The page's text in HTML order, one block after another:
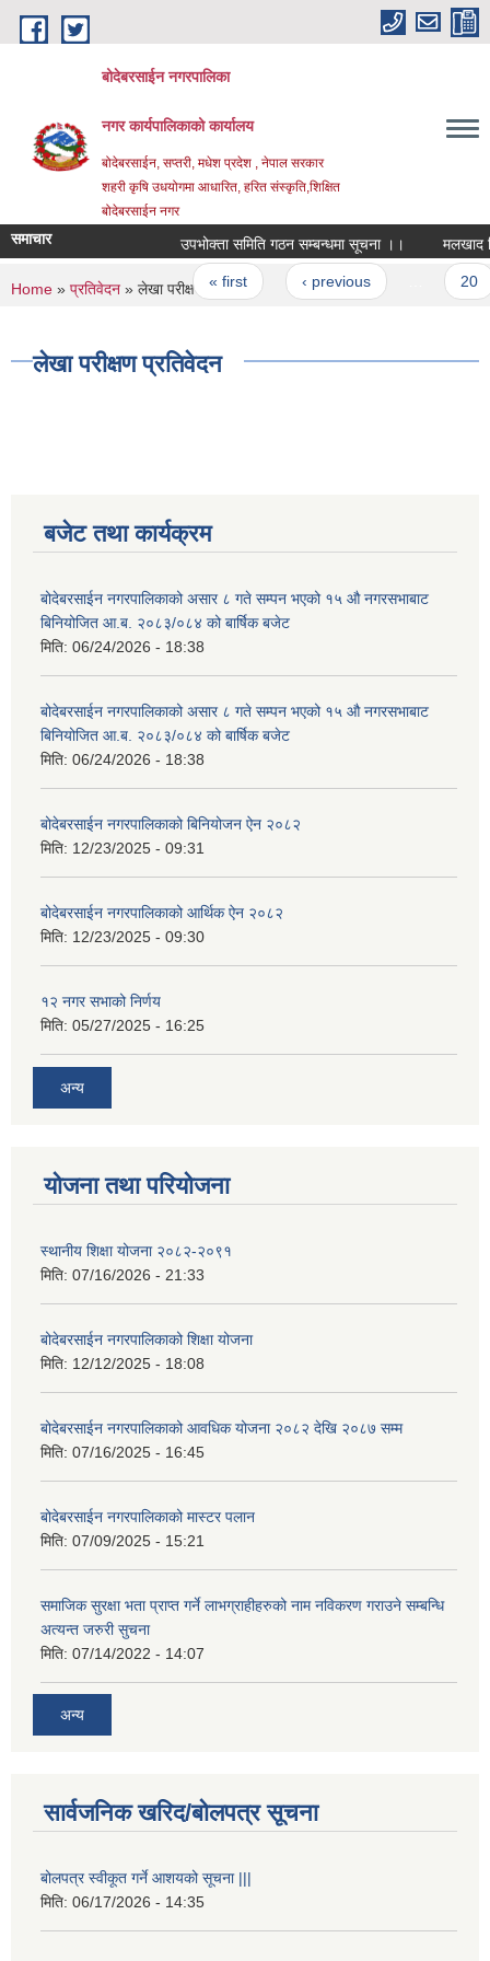
Skip to main content
बोदेबरसाईन नगरपालिका
नगर कार्यपालिकाको कार्यालय
बोदेबरसाईन, सप्तरी, मधेश प्रदेश , नेपाल सरकार
शहरी कृषि उधयोगमा आधारित, हरित संस्कृति,शिक्षित
बोदेबरसाईन नगर
समाचार उपभोक्ता समिति गठन सम्बन्धमा सूचना ।। मलखाद
Pages
« first ‹ previous
You are here
Home » प्रतिवेदन » लेखा परीक्षण प्रतिवेदन
लेखा परीक्षण प्रतिवेदन
बजेट तथा कार्यक्रम
बोदेबरसाईन नगरपालिकाको असार ८ गते सम्पन भएको १५ ‍‍‍औ नगरसभाबाट
बिनियोजित आ.ब. २०८३/०८४ को बार्षिक बजेट
मिति: 06/24/2026 - 18:38
बोदेबरसाईन नगरपालिकाको असार ८ गते सम्पन भएको १५ ‍‍‍औ नगरसभाबाट
बिनियोजित आ.ब. २०८३/०८४ को बार्षिक बजेट
मिति: 06/24/2026 - 18:38
बोदेबरसाईन नगरपालिकाको बिनियोजन ऐन २०८२
मिति: 12/23/2025 - 09:31
बोदेबरसाईन नगरपालिकाको आर्थिक ऐन २०८२
मिति: 12/23/2025 - 09:30
१२ नगर सभाको निर्णय
मिति: 05/27/2025 - 16:25
अन्य
योजना तथा परियोजना
स्थानीय शिक्षा योजना २०८२-२०९१
मिति: 07/16/2026 - 21:33
बोदेबरसाईन नगरपालिकाको शिक्षा योजना
मिति: 12/12/2025 - 18:08
बोदेबरसाईन नगरपालिकाको आवधिक योजना २०८२ देखि २०८७ सम्म
मिति: 07/16/2025 - 16:45
बोदेबरसाईन नगरपालिकाको मास्टर पलान
मिति: 07/09/2025 - 15:21
समाजिक सुरक्षा भता प्राप्त गर्ने लाभग्राहीहरुको नाम नविकरण गराउने सम्बन्धि
अत्यन्त जरुरी सुचना
मिति: 07/14/2022 - 14:07
अन्य
सार्वजनिक खरिद/बोलपत्र सूचना
बोलपत्र स्वीकूत गर्ने आशयको सूचना |||
मिति: 06/17/2026 - 14:35